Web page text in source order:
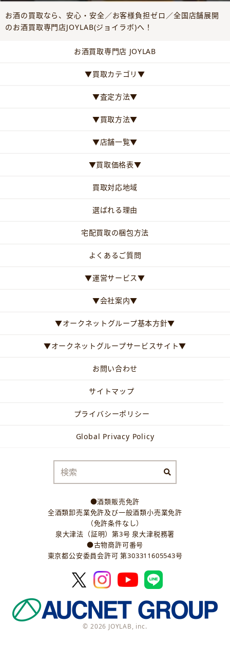
お酒の買取なら、安心・安全／お客様負担ゼロ／全国店舗展開
のお酒買取専門店JOYLAB(ジョイラボ)へ！
お酒買取専門店 JOYLAB
▼買取カテゴリ▼
▼査定方法▼
▼買取方法▼
▼店舗一覧▼
▼買取価格表▼
買取対応地域
選ばれる理由
宅配買取の梱包方法
よくあるご質問
▼運営サービス▼
▼会社案内▼
▼オークネットグループ基本方針▼
▼オークネットグループサービスサイト▼
お問い合わせ
サイトマップ
プライバシーポリシー
Global Privacy Policy
●酒類販売免許
全酒類卸売業免許及び一般酒類小売業免許
（免許条件なし）
泉大津法（証明）第3号 泉大津税務署
●古物商許可番号
東京都公安委員会許可 第303311605543号
© 2026 JOYLAB, inc.